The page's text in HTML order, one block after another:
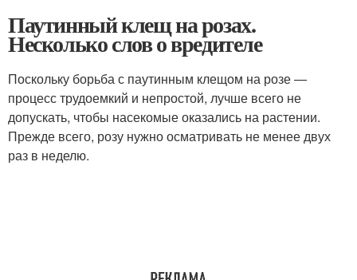
Паутинный клещ на розах.
Несколько слов о вредителе
Поскольку борьба с паутинным клещом на розе —
процесс трудоемкий и непростой, лучше всего не
допускать, чтобы насекомые оказались на растении.
Прежде всего, розу нужно осматривать не менее двух
раз в неделю.